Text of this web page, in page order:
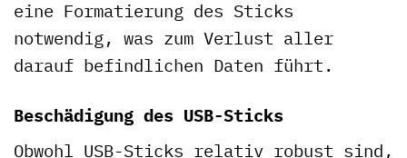
eine Formatierung des Sticks
notwendig, was zum Verlust aller
darauf befindlichen Daten führt.
Beschädigung des USB-Sticks
Obwohl USB-Sticks relativ robust sind,